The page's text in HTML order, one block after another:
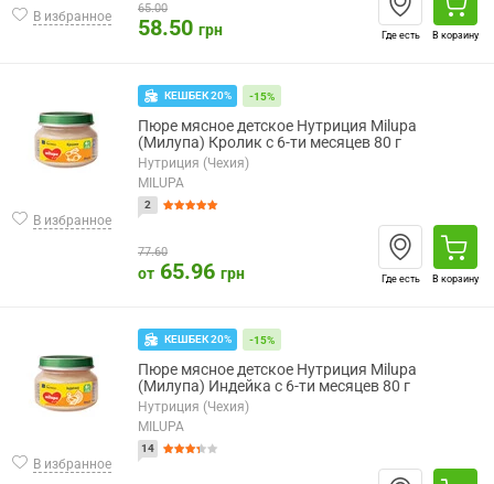
В избранное
65.00
58.50 грн Где есть В корзину
В избранное
КЕШБЕК 20% -15%
Пюре мясное детское Нутриция Milupa
(Милупа) Кролик с 6-ти месяцев 80 г
Нутриция (Чехия)
MILUPA
2
77.60
от 65.96 грн Где есть В корзину
В избранное
КЕШБЕК 20% -15%
Пюре мясное детское Нутриция Milupa
(Милупа) Индейка с 6-ти месяцев 80 г
Нутриция (Чехия)
MILUPA
14